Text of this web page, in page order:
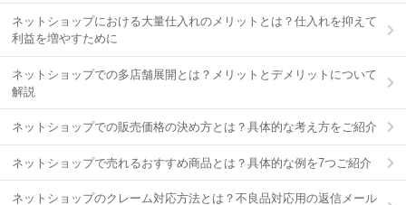
ネットショップにおける大量仕入れのメリットとは？仕入れを抑えて
利益を増やすために
ネットショップでの多店舗展開とは？メリットとデメリットについて
解説
ネットショップでの販売価格の決め方とは？具体的な考え方をご紹介
ネットショップで売れるおすすめ商品とは？具体的な例を7つご紹介
ネットショップのクレーム対応方法とは？不良品対応用の返信メール